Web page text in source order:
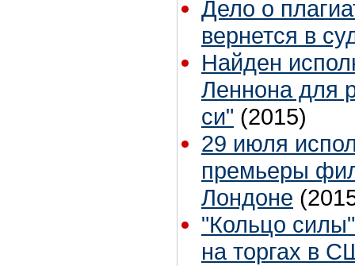
Дело о
вернется в
Найден
Леннона для
си" (2015)
29 июля
премьеры
Лондоне
"Кольцо
на торгах в